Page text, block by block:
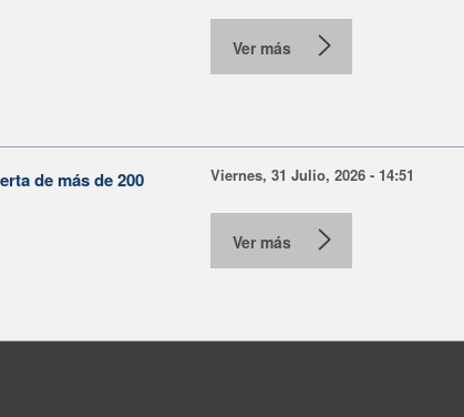
Ver más
de más de 200
Viernes, 31 Julio, 2026 - 14:51
Ver más